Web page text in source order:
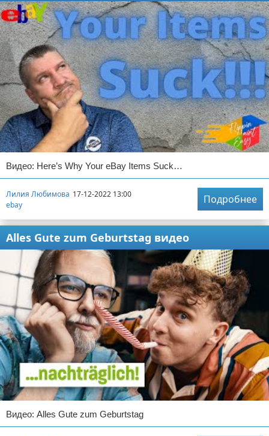
Видео: Here’s Why Your eBay Items Suck…
Лилия Любимова 17-12-2022 13:00
ebay
Подробнее
Alles Gute zum Geburtstag видео
Видео: Alles Gute zum Geburtstag